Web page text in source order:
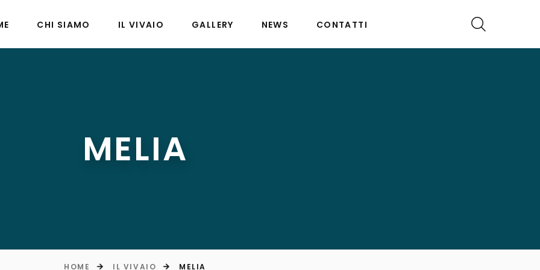
CHI SIAMO IL VIVAIO GALLERY NEWS CONTATTI
MELIA
HOME IL VIVAIO MELIA